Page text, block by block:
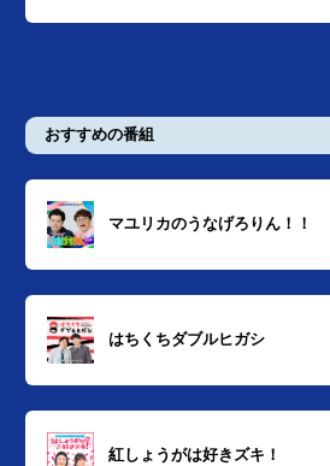
おすすめの番組
マユリカのうなげろりん！！
はちくちダブルヒガシ
紅しょうがは好きズキ！